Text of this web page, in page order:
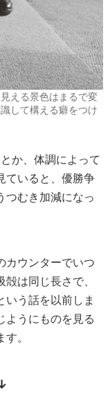
える景色はまるで変
して構える癖をつけ
か、体調によって
ていると、優勝争
つむき加減になっ
カウンターでいつ
は同じ長さで、
いう話を以前しま
ようにものを見る
。